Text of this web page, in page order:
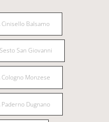
Balsamo
San Giovanni
Monzese
Dugnano